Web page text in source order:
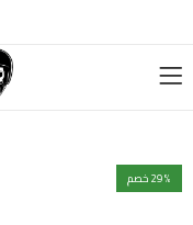
29% خصم